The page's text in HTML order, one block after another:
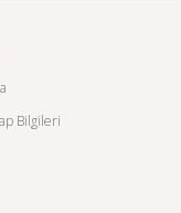
Bilgileri